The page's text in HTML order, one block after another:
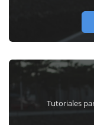
Tutoriales